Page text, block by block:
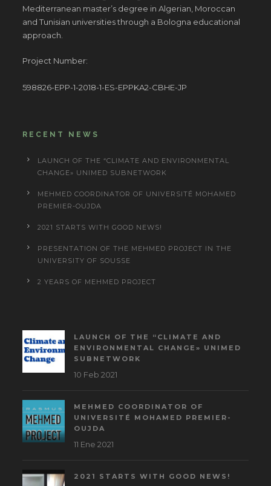
Mediterranean master’s degree in Algerian, Moroccan
and Tunisian universities through a Bologna educational
approach.
Project Number:
598826-EPP-1-2018-1-ES-EPPKA2-CBHE-JP
RECENT NEWS
LAUNCH OF THE “CLIMATE AND ENVIRONMENTAL
CHANGE» UNIMED SUBNETWORK
MEHMED COORDINATOR OF UNIVERSITÉ MOHAMED
PREMIER-OUJDA
2021 STARTS WITH GOOD NEWS!
PRESENTATION OF THE MEHMED PROJECT IN THE
UNIVERSITY OF SOUSSE
2 YEARS OF MEHMED PROJECT
LAUNCH OF THE “CLIMATE AND
ENVIRONMENTAL CHANGE» UNIMED
SUBNETWORK
10 Feb 2021
MEHMED COORDINATOR OF
UNIVERSITÉ MOHAMED PREMIER-
OUJDA
11 Ene 2021
2021 STARTS WITH GOOD NEWS!